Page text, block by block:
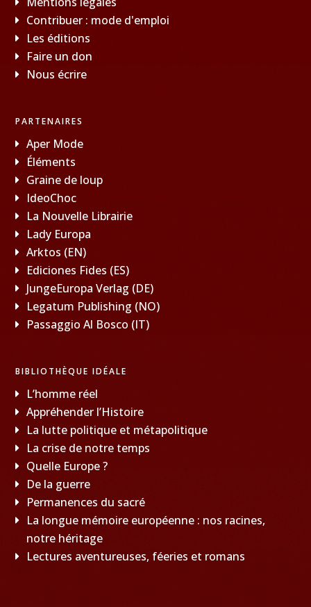
Contribuer : mode d'emploi
Les éditions
Faire un don
Nous écrire
PARTENAIRES
Aper Mode
Éléments
Graine de loup
IdeoChoc
La Nouvelle Librairie
Lady Europa
Arktos (EN)
Ediciones Fides (ES)
JungeEuropa Verlag (DE)
Legatum Publishing (NO)
Passaggio Al Bosco (IT)
BIBLIOTHÈQUE IDÉALE
L’homme réel
Appréhender l’Histoire
La lutte politique et métapolitique
La crise de notre temps
Quelle Europe ?
De la guerre
Permanences du sacré
La longue mémoire européenne : nos racines,
notre héritage
Lectures aventureuses, féeries et romans